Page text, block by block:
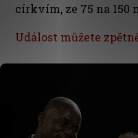
církvím, ze 75 na 150
Událost můžete